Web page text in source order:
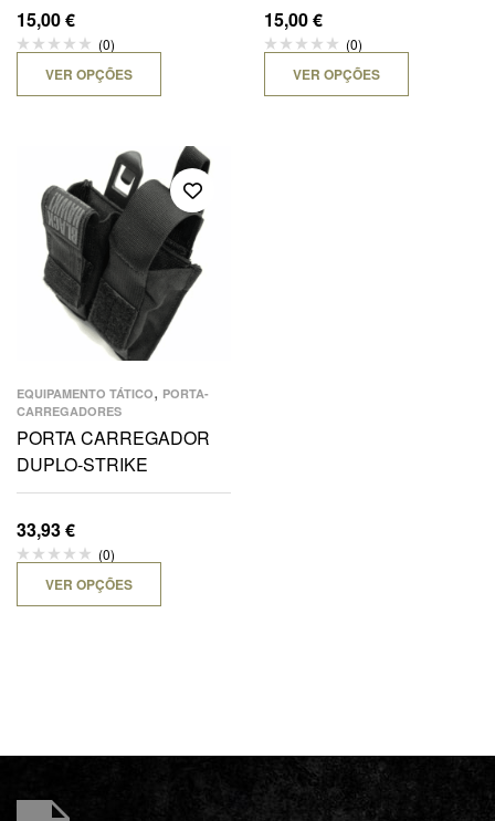
15,00€
(0)
VER OPÇÕES
15,00€
(0)
VER OPÇÕES
EQUIPAMENTO TÁTICO, PORTA-
CARREGADORES
PORTA CARREGADOR
DUPLO-STRIKE
33,93€
(0)
VER OPÇÕES